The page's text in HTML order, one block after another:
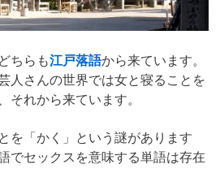
ちらも江戸落語から来ています。
人さんの世界では女と寝ることを
それから来ています。
を「かく」という謎があります
でセックスを意味する単語は存在